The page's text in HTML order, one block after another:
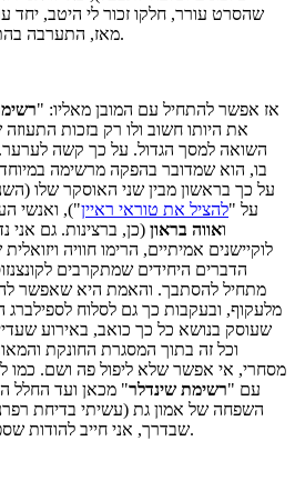
שהסרט עורר, חלקו זכור לי היטב,
מאז, התערבה בהתרשמות גם הנוכחית לא מעט.
אז אפשר להתחיל עם המובן מאליו: "
את היותו חשוב ולו רק בזכות
השואה למסך הגדול. על כך קשה לערער.
בו, הוא שמדובר בהפקה מרשימה
על כך בראשון מבין שני האוסקר שלו
על "להציל את טוראי ראיין"), ואנשי
ואווה בראון (כן, ברצינות. גם
לוקיישנים אמיתיים, הרימו חוויה
הדברים היחידים שמתקרבים
מתחיל להסתבך. והאמת היא שאפשר
מלעקוף, ובעקבות כך גם לסלוח
שעוסק בנושא כל כך כואב, באירוע
וכל זה בתוך המסגרת החונקת
מסחרי, אי אפשר שלא ליפול פה ושם. כמו
עם "רשימת שינדלר" מכאן ועד החלל
השפחה של אמון גת (עשיתי בדיחת
שבדרך, אני חייב להודות שספילברג יצא מזה באופן מרשים.